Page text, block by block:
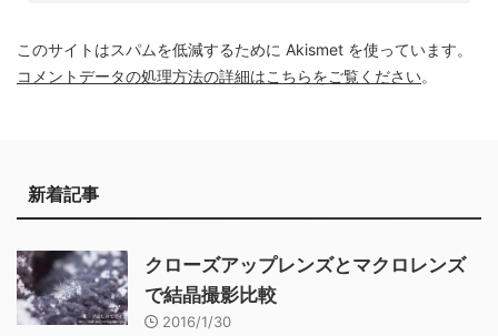
このサイトはスパムを低減するために Akismet を使っています。
コメントデータの処理方法の詳細はこちらをご覧ください。
新着記事
クローズアップレンズとマクロレンズ
で結晶撮影比較
2016/1/30